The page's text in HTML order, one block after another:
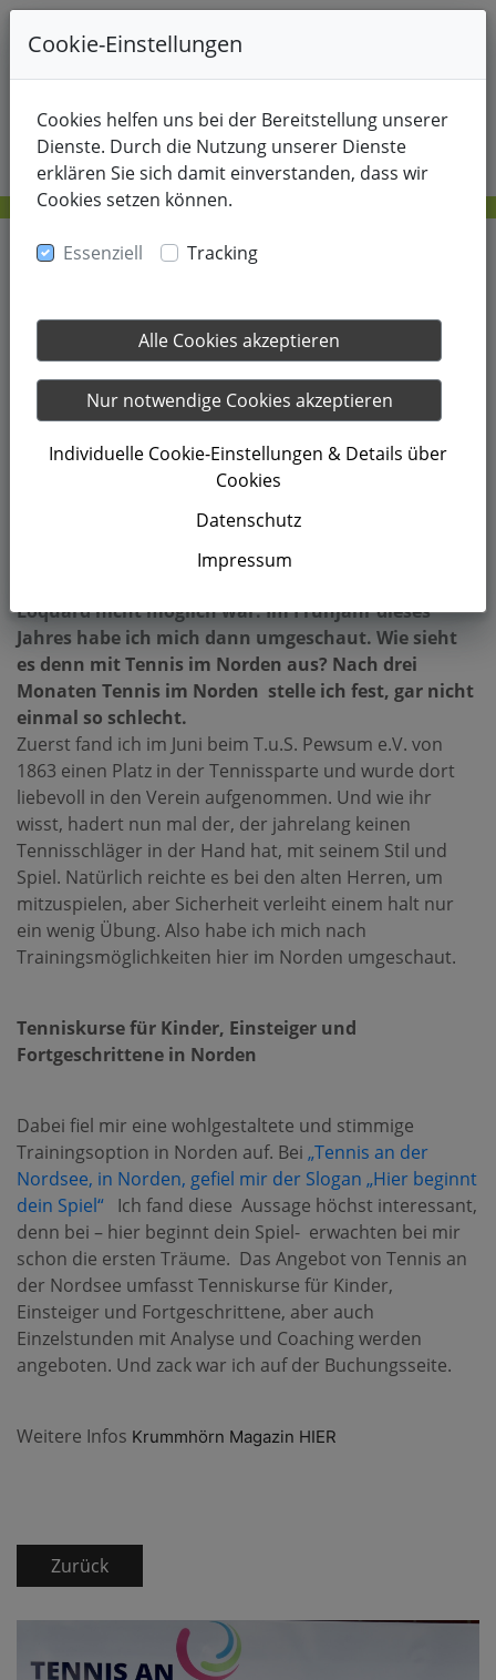
Beim „Tennistrainig in
Norden“ die Vorhand wieder
gefunden
Loquard – Vor neun Jahren habe ich zum letzten Mal
Loquard nicht möglich war. Im Frühjahr dieses
Jahres habe ich mich dann umgeschaut. Wie sieht
es denn mit Tennis im Norden aus? Nach drei
Monaten Tennis im Norden stelle ich fest, gar nicht
einmal so schlecht.
Zuerst fand ich im Juni beim T.u.S. Pewsum e.V. von
1863 einen Platz in der Tennissparte und wurde dort
liebevoll in den Verein aufgenommen. Und wie ihr
wisst, hadert nun mal der, der jahrelang keinen
Tennisschläger in der Hand hat, mit seinem Stil und
Spiel. Natürlich reichte es bei den alten Herren, um
mitzuspielen, aber Sicherheit verleiht einem halt nur
ein wenig Übung. Also habe ich mich nach
Trainingsmöglichkeiten hier im Norden umgeschaut.
Tenniskurse für Kinder, Einsteiger und
Fortgeschrittene in Norden
Dabei fiel mir eine wohlgestaltete und stimmige
Trainingsoption in Norden auf. Bei „Tennis an der
Nordsee, in Norden, gefiel mir der Slogan „Hier beginnt
dein Spiel“ Ich fand diese Aussage höchst interessant,
denn bei – hier beginnt dein Spiel- erwachten bei mir
schon die ersten Träume. Das Angebot von Tennis an
der Nordsee umfasst Tenniskurse für Kinder,
Einsteiger und Fortgeschrittene, aber auch
Einzelstunden mit Analyse und Coaching werden
angeboten. Und zack war ich auf der Buchungsseite.
Weitere Infos Krummhörn Magazin HIER
Zurück
Cookie-Einstellungen
Cookies helfen uns bei der Bereitstellung unserer
Dienste. Durch die Nutzung unserer Dienste
erklären Sie sich damit einverstanden, dass wir
Cookies setzen können.
Essenziell Tracking
Alle Cookies akzeptieren
Nur notwendige Cookies akzeptieren
Individuelle Cookie-Einstellungen & Details über
Cookies
Datenschutz
Impressum